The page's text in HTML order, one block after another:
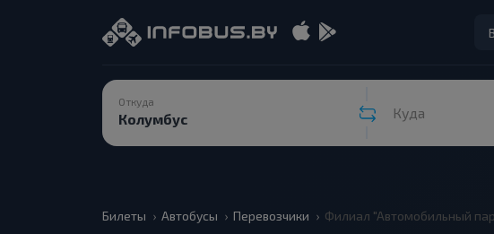
Откуда
Куда
Билеты Автобусы Перевозчики Филиал "Автомобильный